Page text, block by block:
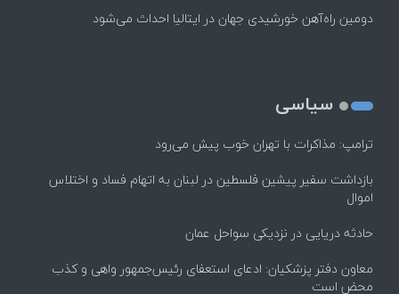
دومین راه‌آهن خورشیدی جهان در ایتالیا احداث می‌شود
سیاسی
ترامپ: مذاکرات با تهران خوب پیش می‌رود
بازداشت سفیر پیشین فلسطین در لبنان به اتهام فساد و اختلاس
اموال
حادثه دریایی در نزدیکی سواحل عمان
معاون دفتر پزشکیان: ادعای استعفای رئیس‌جمهور واهی و کذب
محض است